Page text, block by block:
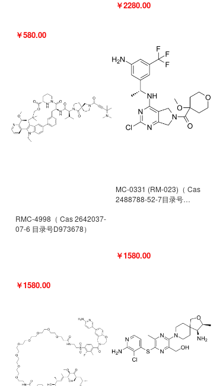
￥580.00
RMC-4998（ Cas 2642037-
07-6 目录号D973678）
￥1580.00
￥2280.00
MC-0331 (RM-023)（ Cas
2488788-52-7目录号
￥1580.00